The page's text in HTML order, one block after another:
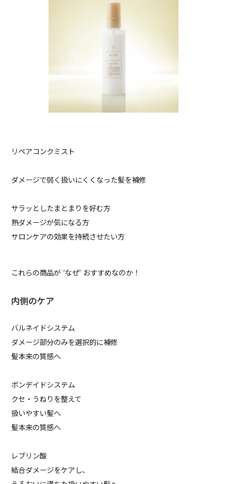
リペアコンクミスト
ダメージで弱く扱いにくくなった髪を補修
サラッとしたまとまりを好む方
熱ダメージが気になる方
サロンケアの効果を持続させたい方
これらの商品が “なぜ” おすすめなのか！
内側のケア
バルネイドシステム
ダメージ部分のみを選択的に補修
髪本来の質感へ
ボンデイドシステム
クセ・うねりを整えて
扱いやすい髪へ
髪本来の質感へ
レブリン酸
結合ダメージをケアし、